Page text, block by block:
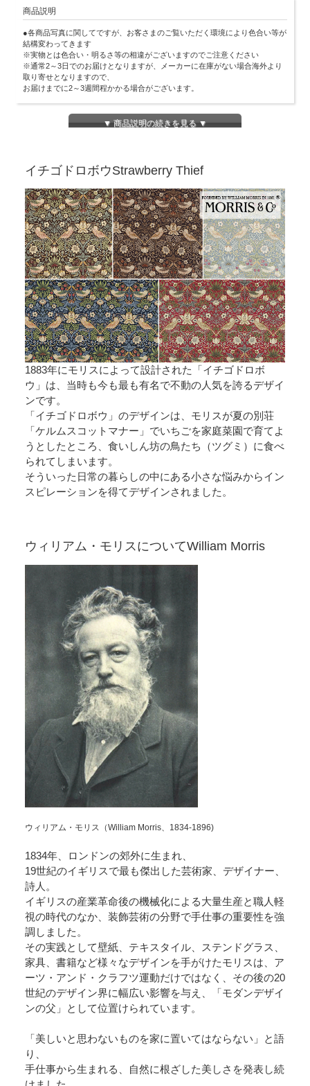
商品説明
●各商品写真に関してですが、お客さまのご覧いただく環境により色合い等が
結構変わってきます
※実物とは色合い・明るさ等の相違がございますのでご注意ください
※通常2～3日でのお届けとなりますが、メーカーに在庫がない場合海外より
取り寄せとなりますので、
お届けまでに2～3週間程かかる場合がございます。
※表示価格は、生地10cmあたりの価格になります
※こちらの商品は、最小ロット100cm〈数量が10〉以上、10cm単位での販売
になります
【購入方法】
110 ｃm ご注文の場合数量を 〈11〉 と入力してください
◇ 2m ご注文の場合数量を
【注意事項】
・生地の切り取り位置をご指定いただくことはできません
・記載の寸法（生地幅、柄のリピート寸法や柄寸法）は生産ロットにより、
・生地幅はカットできません
・幅なり×ご注文のcmでのカット販売となります
・生地のため、ご注文ぴったりの長さにカットできません(長めにカットしま
▼ 商品説明の続きを見る ▼
イチゴドロボウStrawberry Thief
1883年にモリスによって設計された「イチゴドロボ
ウ」は、当時も今も最も有名で不動の人気を誇るデザイ
ンです。
「イチゴドロボウ」のデザインは、モリスが夏の別荘
「ケルムスコットマナー」でいちごを家庭菜園で育てよ
うとしたところ、食いしん坊の鳥たち（ツグミ）に食べ
られてしまいます。
そういった日常の暮らしの中にある小さな悩みからイン
スピレーションを得てデザインされました。
ウィリアム・モリスについてWilliam Morris
ウィリアム・モリス（William Morris、1834-1896)
1834年、ロンドンの郊外に生まれ、
19世紀のイギリスで最も傑出した芸術家、デザイナー、
詩人。
イギリスの産業革命後の機械化による大量生産と職人軽
視の時代のなか、装飾芸術の分野で手仕事の重要性を強
調しました。
その実践として壁紙、テキスタイル、ステンドグラス、
家具、書籍など様々なデザインを手がけたモリスは、ア
ーツ・アンド・クラフツ運動だけではなく、その後の20
世紀のデザイン界に幅広い影響を与え、「モダンデザイ
ンの父」として位置けられています。
「美しいと思わないものを家に置いてはならない」と語
り、
手仕事から生まれる、自然に根ざした美しさを発表し続